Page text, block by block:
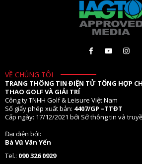
VỀ CHÚNG TÔI
TRANG THÔNG TIN ĐIỆN TỬ TỔNG HỢP
THAO GOLF VÀ GIẢI TRÍ
Công ty TNHH Golf & Leisure Việt Nam
Số giấy phép xuất bản: 4407/GP –TTĐT
Cấp ngày: 17/12/2021 bởi Sở thông tin và
Đại diện bởi:
Bà Vũ Vân Yến
Tel.: 090 326 0929